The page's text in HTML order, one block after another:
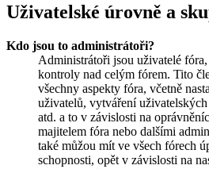
Uživatelské úrovně a
Kdo jsou to administrátoři?
Administrátoři jsou uživatelé
kontroly nad celým fórem. Tito
všechny aspekty fóra, včetně
uživatelů, vytváření
atd. a to v závislosti na
majitelem fóra nebo dalšími
také můžou mít ve všech fórech
schopnosti, opět v závislosti na